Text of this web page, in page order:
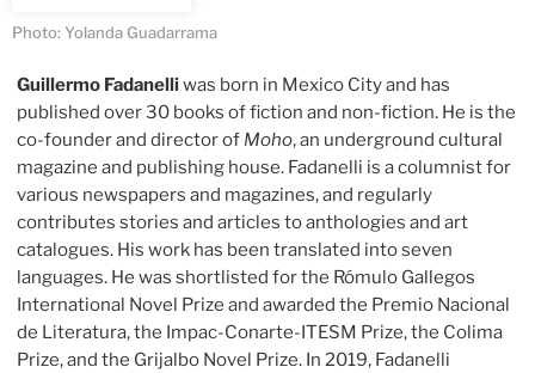
Photo: Yolanda Guadarrama
Guillermo Fadanelliwas born in Mexico City and has
published over 30 books of fiction and non-fiction. He is the
co-founder and director of Moho, an underground cultural
magazine and publishing house. Fadanelli is a columnist for
various newspapers and magazines, and regularly
contributes stories and articles to anthologies and art
catalogues. His work has been translated into seven
languages. He was shortlisted for the Rómulo Gallegos
International Novel Prize and awarded the Premio Nacional
de Literatura, the Impac-Conarte-ITESM Prize, the Colima
Prize, and the Grijalbo Novel Prize. In 2019, Fadanelli